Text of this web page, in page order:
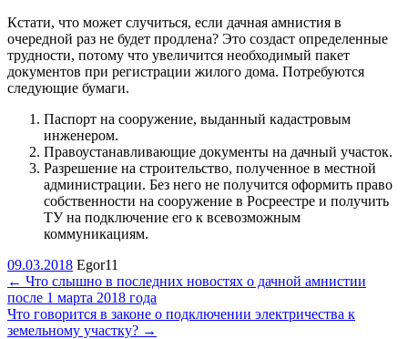
Кстати, что может случиться, если дачная амнистия в
очередной раз не будет продлена? Это создаст определенные
трудности, потому что увеличится необходимый пакет
документов при регистрации жилого дома. Потребуются
следующие бумаги.
Паспорт на сооружение, выданный кадастровым
инженером.
Правоустанавливающие документы на дачный участок.
Разрешение на строительство, полученное в местной
администрации. Без него не получится оформить право
собственности на сооружение в Росреестре и получить
ТУ на подключение его к всевозможным
коммуникациям.
09.03.2018 Egor11
← Что слышно в последних новостях о дачной амнистии
после 1 марта 2018 года
Что говорится в законе о подключении электричества к
земельному участку? →